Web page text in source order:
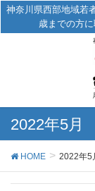
神奈川県西部地域若
歳までの方
2022年5月
HOME 2022年5